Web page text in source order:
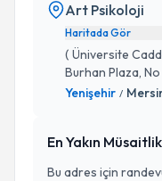
Art Psikoloji
Haritada Gör
( Üniversite
Burhan Plaza, No
Yenişehir /
En Yakın Müsaitlik
Bu adres için